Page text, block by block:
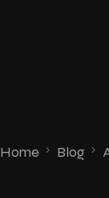
Home Blog